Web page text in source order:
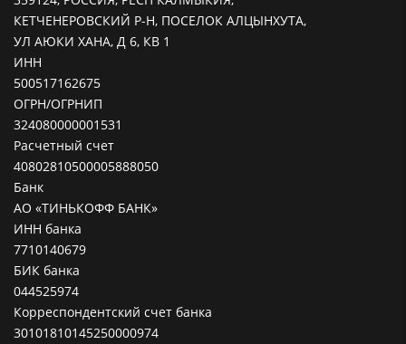
КЕТЧЕНЕРОВСКИЙ Р-Н, ПОСЕЛОК АЛЦЫНХУТА,
УЛ АЮКИ ХАНА, Д 6, КВ 1
ИНН
500517162675
ОГРН/ОГРНИП
324080000001531
Расчетный счет
40802810500005888050
Банк
АО «ТИНЬКОФФ БАНК»
ИНН банка
7710140679
БИК банка
044525974
Корреспондентский счет банка
30101810145250000974